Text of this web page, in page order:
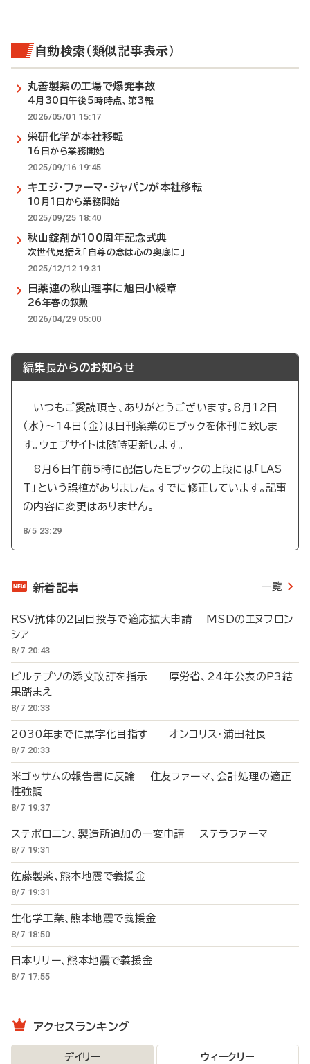
自動検索（類似記事表示）
丸善製薬の工場で爆発事故
4月30日午後5時時点、第3報
2026/05/01 15:17
栄研化学が本社移転
16日から業務開始
2025/09/16 19:45
キエジ・ファーマ・ジャパンが本社移転
10月1日から業務開始
2025/09/25 18:40
秋山錠剤が100周年記念式典
次世代見据え「自尊の念は心の奥底に」
2025/12/12 19:31
日薬連の秋山理事に旭日小綬章
26年春の叙勲
2026/04/29 05:00
編集長からのお知らせ
いつもご愛読頂き、ありがとうございます。8月12日
（水）～14日（金）は日刊薬業のEブックを休刊に致しま
す。ウェブサイトは随時更新します。
8月6日午前5時に配信したEブックの上段には「LAS
T」という誤植がありました。すでに修正しています。記事
の内容に変更はありません。
8/5 23:29
新着記事 一覧
RSV抗体の2回目投与で適応拡大申請 MSDのエヌフロン
シア
8/7 20:43
ビルテプソの添文改訂を指示 厚労省、24年公表のP3結
果踏まえ
8/7 20:33
2030年までに黒字化目指す オンコリス・浦田社長
8/7 20:33
米ゴッサムの報告書に反論 住友ファーマ、会計処理の適正
性強調
8/7 19:37
ステボロニン、製造所追加の一変申請 ステラファーマ
8/7 19:31
佐藤製薬、熊本地震で義援金
8/7 19:31
生化学工業、熊本地震で義援金
8/7 18:50
日本リリー、熊本地震で義援金
8/7 17:55
アクセスランキング
デイリー ウィークリー